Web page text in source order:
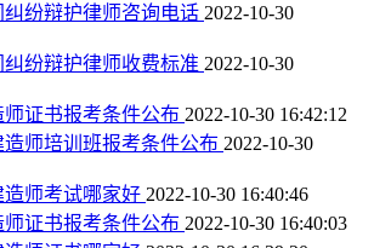
纷辩护律师咨询电话 2022-10-30
纷辩护律师收费标准 2022-10-30
证书报考条件公布 2022-10-30 16:42:12
师培训班报考条件公布 2022-10-30
师考试哪家好 2022-10-30 16:40:46
证书报考条件公布 2022-10-30 16:40:03